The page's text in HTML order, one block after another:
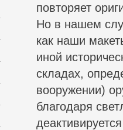
повторяет
Но в нашем
как наши
иной
складах,
вооружении)
благодаря